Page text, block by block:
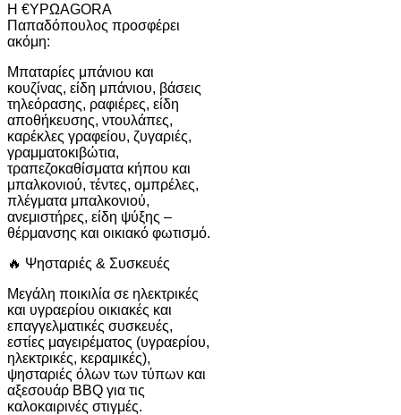
Η €ΥΡΩAGORA
Παπαδόπουλος προσφέρει
ακόμη:
Μπαταρίες μπάνιου και
κουζίνας, είδη μπάνιου, βάσεις
τηλεόρασης, ραφιέρες, είδη
αποθήκευσης, ντουλάπες,
καρέκλες γραφείου, ζυγαριές,
γραμματοκιβώτια,
τραπεζοκαθίσματα κήπου και
μπαλκονιού, τέντες, ομπρέλες,
πλέγματα μπαλκονιού,
ανεμιστήρες, είδη ψύξης –
θέρμανσης και οικιακό φωτισμό.
🔥 Ψησταριές & Συσκευές
Μεγάλη ποικιλία σε ηλεκτρικές
και υγραερίου οικιακές και
επαγγελματικές συσκευές,
εστίες μαγειρέματος (υγραερίου,
ηλεκτρικές, κεραμικές),
ψησταριές όλων των τύπων και
αξεσουάρ BBQ για τις
καλοκαιρινές στιγμές.